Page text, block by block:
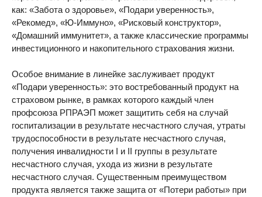
как: «Забота о здоровье», «Подари уверенность»,
«Рекомед», «Ю-Иммуно», «Рисковый конструктор»,
«Домашний иммунитет», а также классические программы
инвестиционного и накопительного страхования жизни.
Особое внимание в линейке заслуживает продукт
«Подари уверенность»: это востребованный продукт на
страховом рынке, в рамках которого каждый член
профсоюза РПРАЭП может защитить себя на случай
госпитализации в результате несчастного случая, утраты
трудоспособности в результате несчастного случая,
получения инвалидности I и II группы в результате
несчастного случая, ухода из жизни в результате
несчастного случая. Существенным преимуществом
продукта является также защита от «Потери работы» при